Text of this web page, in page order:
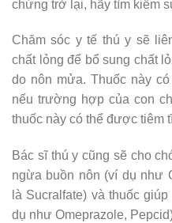
chứng trở lại, hãy tìm kiếm
Chăm sóc y tế thú y sẽ
chất lỏng để bổ sung chất
do nôn mửa. Thuốc này
nếu trường hợp của con
thuốc này có thể được tiêm
Bác sĩ thú y cũng sẽ cho
ngừa buồn nôn (ví dụ như
là Sucralfate) và thuốc
dụ như Omeprazole,